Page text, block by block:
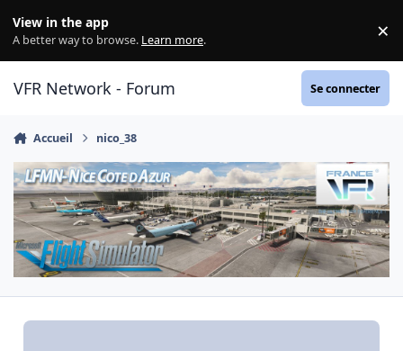
View in the app
A better way to browse. Learn more. ×
VFR Network - Forum Se connecter
Accueil nico_38